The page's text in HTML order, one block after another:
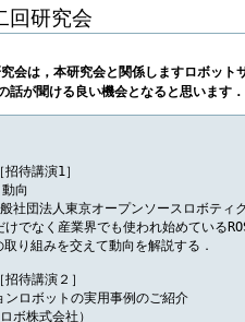
回研究会
会は，本研究会と関係しますロボッ
話が聞ける良い機会となると思います
待講演1］
向
社団法人東京オープンソースロボティ
でなく産業界でも使われ始めている
取り組みを交えて動向を解説する．
待講演２］
ンロボットの実用事例のご紹介
ボ株式会社）